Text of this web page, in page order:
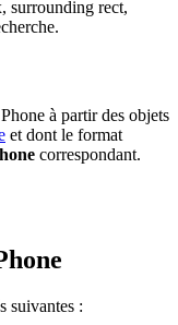
surrounding rect,
à partir des objets
et dont le format
correspondant.
suivantes :